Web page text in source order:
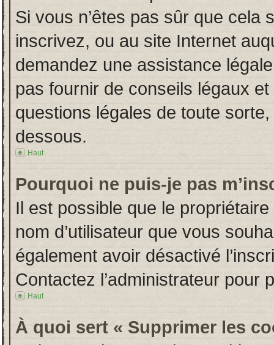
Si vous n’êtes pas sûr que cela
inscrivez, ou au site Internet
demandez une assistance
pas fournir de conseils légaux
questions légales de toute
dessous.
Haut
Pourquoi ne puis-je pas
Il est possible que le
nom d’utilisateur que vous
également avoir désactivé
Contactez l’administrateur pour
Haut
À quoi sert « Supprimer les